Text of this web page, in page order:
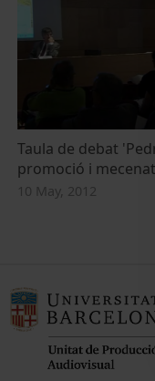
Taula de debat
promoció i
10 May, 2012